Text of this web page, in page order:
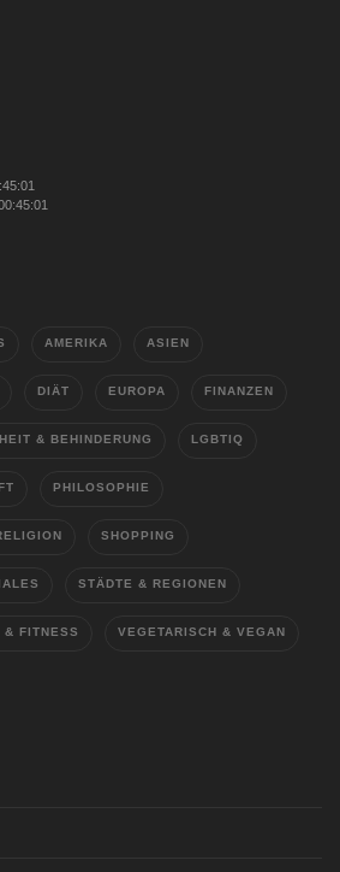
AMERIKA ASIEN
DIÄT EUROPA FINANZEN
& BEHINDERUNG LGBTIQ
PHILOSOPHIE
SHOPPING
STÄDTE & REGIONEN
& FITNESS VEGETARISCH & VEGAN